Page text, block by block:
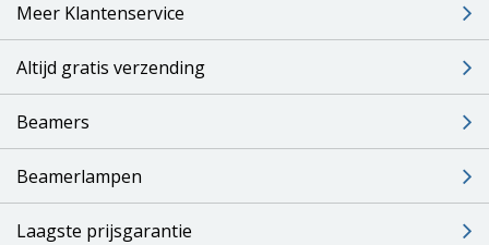
Meer Klantenservice
Altijd gratis verzending
Beamers
Beamerlampen
Laagste prijsgarantie